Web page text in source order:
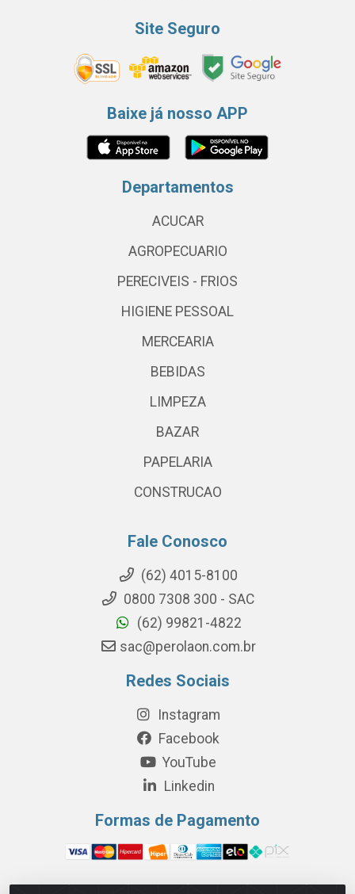
Site Seguro
Baixe já nosso APP
Departamentos
ACUCAR
AGROPECUARIO
PERECIVEIS - FRIOS
HIGIENE PESSOAL
MERCEARIA
BEBIDAS
LIMPEZA
BAZAR
PAPELARIA
CONSTRUCAO
Fale Conosco
(62) 4015-8100
0800 7308 300 - SAC
(62) 99821-4822
sac@perolaon.com.br
Redes Sociais
Instagram
Facebook
YouTube
Linkedin
Formas de Pagamento